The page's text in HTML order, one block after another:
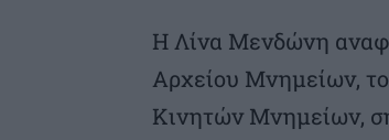
Η Λίνα Μενδώνη
Αρχείου Μνημείων,
Κινητών Μνημείων,